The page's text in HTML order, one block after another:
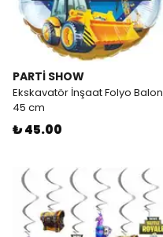
PARTİ SHOW
Ekskavatör İnşaat Folyo Balon
45 cm
₺ 45.00